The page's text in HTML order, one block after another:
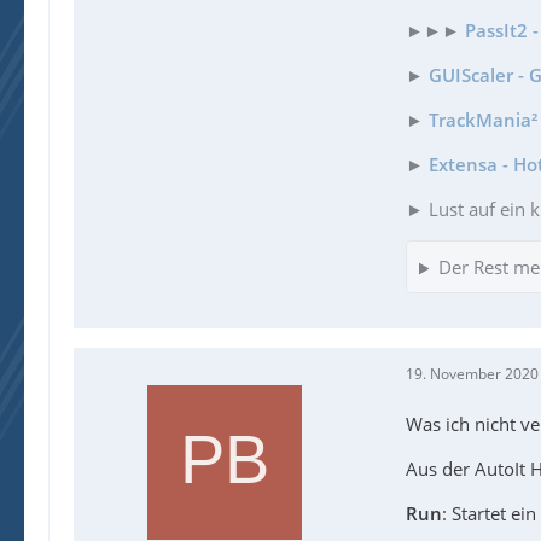
►►► PassIt2
► GUIScaler -
►
► Extensa -
► Lust auf ein
Der Rest
19. November
Was ich nicht
Aus der AutoIt
Run: Startet